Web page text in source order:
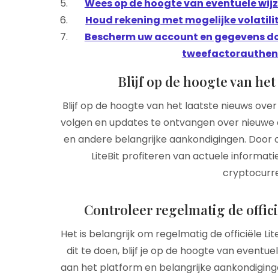
Wees op de hoogte van eventuele
Houd rekening met mogelijke
Bescherm uw account en gegevens
Blijf op de hoogte van
Blijf op de hoogte van het laatste nieuws
volgen en updates te ontvangen over
en andere belangrijke aankondigingen.
LiteBit profiteren van actuele
Controleer regelmatig de
Het is belangrijk om regelmatig de officiële
dit te doen, blijf je op de hoogte van
aan het platform en belangrijke